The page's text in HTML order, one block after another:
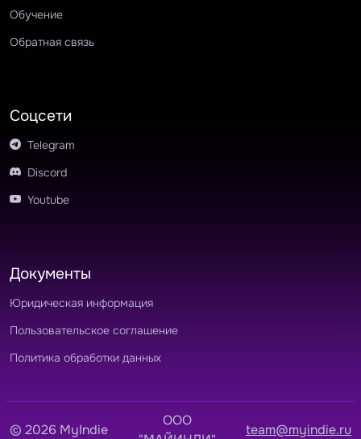
Обучение
Обратная связь
Соцсети
Telegram
Discord
Youtube
Документы
Юридическая информация
Пользовательское соглашение
Политика обработки данных
© 2026 MyIndie
OOO
team@myindie.ru